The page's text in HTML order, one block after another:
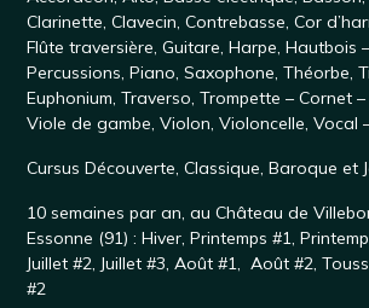
Clarinette,Clavecin,Contrebasse,Cor
Flûte traversière,Guitare,Harpe,Hautbois
Percussions,Piano,Saxophone, Théorbe,
Euphonium,Traverso,Trompette – Cornet
Viole de gambe,Violon,Violoncelle,Vocal
CursusDécouverte,Classique,Baroque et
10 semaines par an, auChâteau de
Essonne (91) :Hiver,Printemps #1,
Juillet #2, Juillet #3,Août #1,Août #2,
#2